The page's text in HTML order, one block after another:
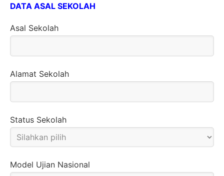
DATA ASAL SEKOLAH
Asal Sekolah
Alamat Sekolah
Status Sekolah
Model Ujian Nasional